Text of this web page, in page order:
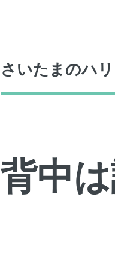
さいたまの
背中